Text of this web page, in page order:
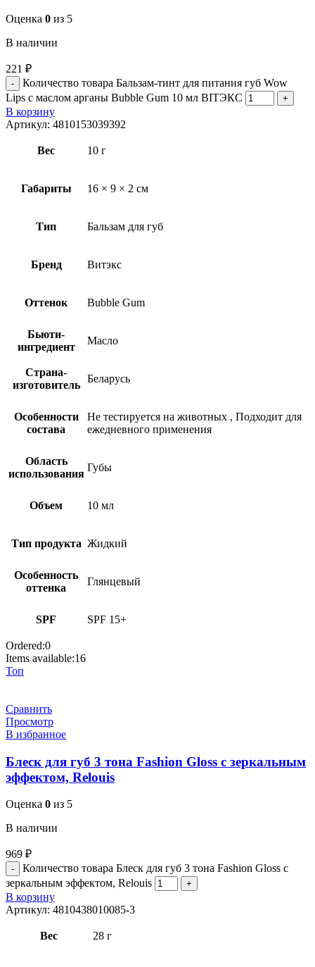
Оценка 0 из 5
В наличии
221 ₽
Количество товара Бальзам-тинт для питания губ Wow
Lips с маслом арганы Bubble Gum 10 мл BITЭКС
В корзину
Артикул: 4810153039392
Вес 10 г
Габариты 16 × 9 × 2 см
Тип Бальзам для губ
Бренд Витэкс
Оттенок Bubble Gum
Бьюти-
ингредиент
Масло
Страна-
изготовитель
Беларусь
Особенности
состава
Не тестируется на животных , Подходит для
ежедневного применения
Область
использования
Губы
Объем 10 мл
Тип продукта Жидкий
Особенность
оттенка
Глянцевый
SPF SPF 15+
Ordered:0
Items available:16
Топ
Сравнить
Просмотр
В избранное
Блеск для губ 3 тона Fashion Gloss с зеркальным
эффектом, Relouis
Оценка 0 из 5
В наличии
969 ₽
Количество товара Блеск для губ 3 тона Fashion Gloss с
зеркальным эффектом, Relouis
В корзину
Артикул: 4810438010085-3
Вес 28 г